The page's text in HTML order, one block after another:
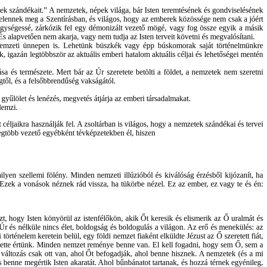
A nemzetek, népek világa, bár Isten teremtésének és gondviselésének
meg a Szentírásban, és világos, hogy az emberek közössége nem csak a jóért
zárkózik fel egy démonizált vezető mögé, vagy fog össze egyik a másik
alapvetően nem akarja, vagy nem tudja az Isten terveit követni és megvalósítani.
ünnepen is. Lehetünk büszkék vagy épp búskomorak saját történelmünkre
legtöbbször az aktuális emberi hatalom aktuális céljai és lehetőségei mentén
és természete. Mert bár az Úr szeretete betölti a földet, a nemzetek nem szeretni
és a felsőbbrendűség vakságától.
és lenézés, megvetés átjárja az emberi társadalmakat.
használják fel. A zsoltárban is világos, hogy a nemzetek szándékai és tervei
vezető egyébként tévképzetekben él, hiszen
szellemi fölény. Minden nemzeti illúzióból és kiválóság érzésből kijózanít, ha
a vonások néznek rád vissza, ha tükörbe nézel. Ez az ember, ez vagy te és én:
hogy Isten könyörül az istenfélőkön, akik Őt keresik és elismerik az Ő uralmát és
nélküle nincs élet, boldogság és boldogulás a világon. Az erő és menekülés: az
keretein belül, egy földi nemzet fiaként elküldte Jézust az Ő szeretett fiát,
értünk. Minden nemzet reménye benne van. El kell fogadni, hogy sem Ő, sem a
csak ott van, ahol Őt befogadják, ahol benne hisznek. A nemzetek (és a mi
megértik Isten akaratát. Ahol bűnbánatot tartanak, és hozzá térnek egyénileg,